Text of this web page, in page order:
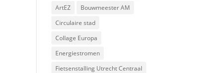
ArtEZ
Bouwmeester AM
Circulaire stad
Collage Europa
Energiestromen
Fietsenstalling Utrecht Centraal